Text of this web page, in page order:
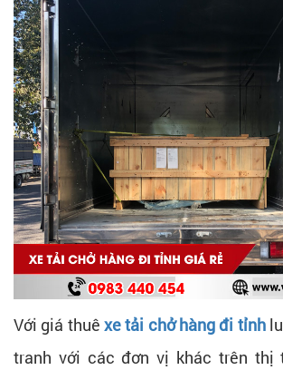
Với giá thuê xe tải chở hàng đi tỉnh
tranh với các đơn vị khác trên thị